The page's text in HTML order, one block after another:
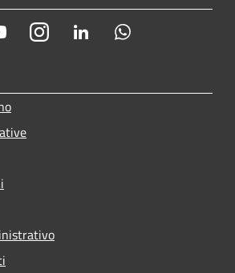
YoutubeInstagram LinkedIn